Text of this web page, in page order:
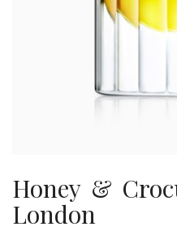
Honey &
London